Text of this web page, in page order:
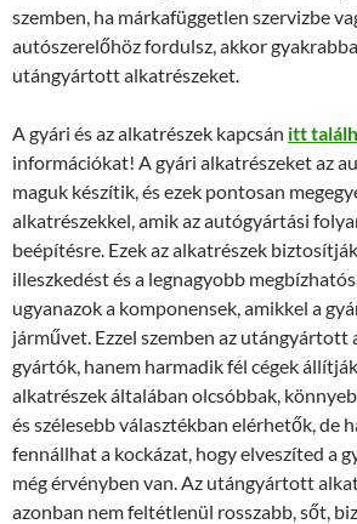
szemben, ha márkafüggetlen szervizbe
autószerelőhöz fordulsz, akkor
utángyártott alkatrészeket.
A gyári és az alkatrészek kapcsán itt
információkat! A gyári alkatrészeket az
maguk készítik, és ezek pontosan
alkatrészekkel, amik az autógyártási
beépítésre. Ezek az alkatrészek
illeszkedést és a legnagyobb
ugyanazok a komponensek, amikkel a
járművet. Ezzel szemben az utángyártott
gyártók, hanem harmadik fél cégek
alkatrészek általában olcsóbbak,
és szélesebb választékban elérhetők, de
fennállhat a kockázat, hogy elveszíted a
még érvényben van. Az utángyártott
azonban nem feltétlenül rosszabb, sőt,